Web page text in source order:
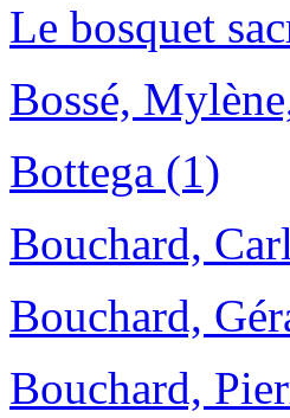
Le bosquet
Bossé,
Bottega (1)
Bouchard,
Bouchard,
Bouchard,